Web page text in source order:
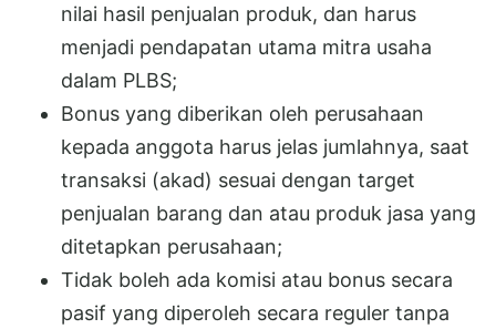
nilai hasil penjualan produk, dan harus
menjadi pendapatan utama mitra usaha
dalam PLBS;
Bonus yang diberikan oleh perusahaan
kepada anggota harus jelas jumlahnya, saat
transaksi (akad) sesuai dengan target
penjualan barang dan atau produk jasa yang
ditetapkan perusahaan;
Tidak boleh ada komisi atau bonus secara
pasif yang diperoleh secara reguler tanpa